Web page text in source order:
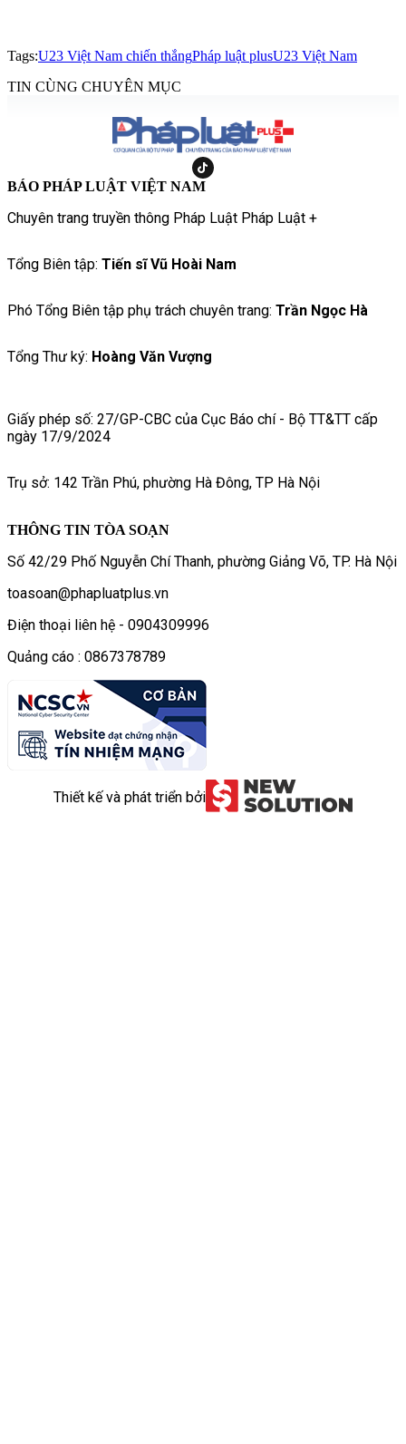
Tags:U23 Việt Nam chiến thắngPháp luật plusU23 Việt Nam
TIN CÙNG CHUYÊN MỤC
BÁO PHÁP LUẬT VIỆT NAM
Chuyên trang truyền thông Pháp Luật Pháp Luật +
Tổng Biên tập: Tiến sĩ Vũ Hoài Nam
Phó Tổng Biên tập phụ trách chuyên trang: Trần Ngọc Hà
Tổng Thư ký: Hoàng Văn Vượng
Giấy phép số: 27/GP-CBC của Cục Báo chí - Bộ TT&TT cấp
ngày 17/9/2024
Trụ sở: 142 Trần Phú, phường Hà Đông, TP Hà Nội
THÔNG TIN TÒA SOẠN
Số 42/29 Phố Nguyễn Chí Thanh, phường Giảng Võ, TP. Hà Nội
toasoan@phapluatplus.vn
Điện thoại liên hệ - 0904309996
Quảng cáo : 0867378789
Thiết kế và phát triển bởi